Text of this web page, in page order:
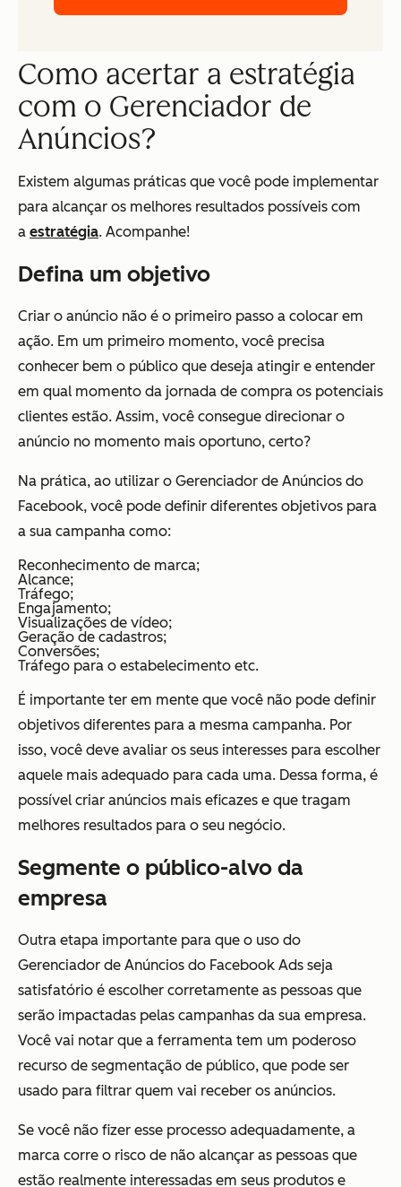
Como acertar a estratégia
com o Gerenciador de
Anúncios?
Existem algumas práticas que você pode implementar
para alcançar os melhores resultados possíveis com
a estratégia. Acompanhe!
Defina um objetivo
Criar o anúncio não é o primeiro passo a colocar em
ação. Em um primeiro momento, você precisa
conhecer bem o público que deseja atingir e entender
em qual momento da jornada de compra os potenciais
clientes estão. Assim, você consegue direcionar o
anúncio no momento mais oportuno, certo?
Na prática, ao utilizar o Gerenciador de Anúncios do
Facebook, você pode definir diferentes objetivos para
a sua campanha como:
Reconhecimento de marca;
Alcance;
Tráfego;
Engajamento;
Visualizações de vídeo;
Geração de cadastros;
Conversões;
Tráfego para o estabelecimento etc.
É importante ter em mente que você não pode definir
objetivos diferentes para a mesma campanha. Por
isso, você deve avaliar os seus interesses para escolher
aquele mais adequado para cada uma. Dessa forma, é
possível criar anúncios mais eficazes e que tragam
melhores resultados para o seu negócio.
Segmente o público-alvo da
empresa
Outra etapa importante para que o uso do
Gerenciador de Anúncios do Facebook Ads seja
satisfatório é escolher corretamente as pessoas que
serão impactadas pelas campanhas da sua empresa.
Você vai notar que a ferramenta tem um poderoso
recurso de segmentação de público, que pode ser
usado para filtrar quem vai receber os anúncios.
Se você não fizer esse processo adequadamente, a
marca corre o risco de não alcançar as pessoas que
estão realmente interessadas em seus produtos e